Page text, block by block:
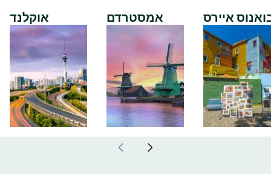
אוקלנד אמסטרדם איירס